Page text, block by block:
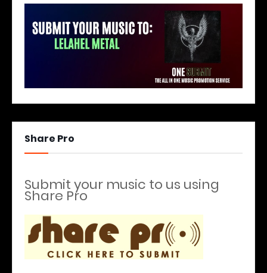
Share Pro
Submit your music to us using
Share Pro